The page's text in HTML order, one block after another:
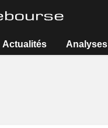
Actualités Analyses